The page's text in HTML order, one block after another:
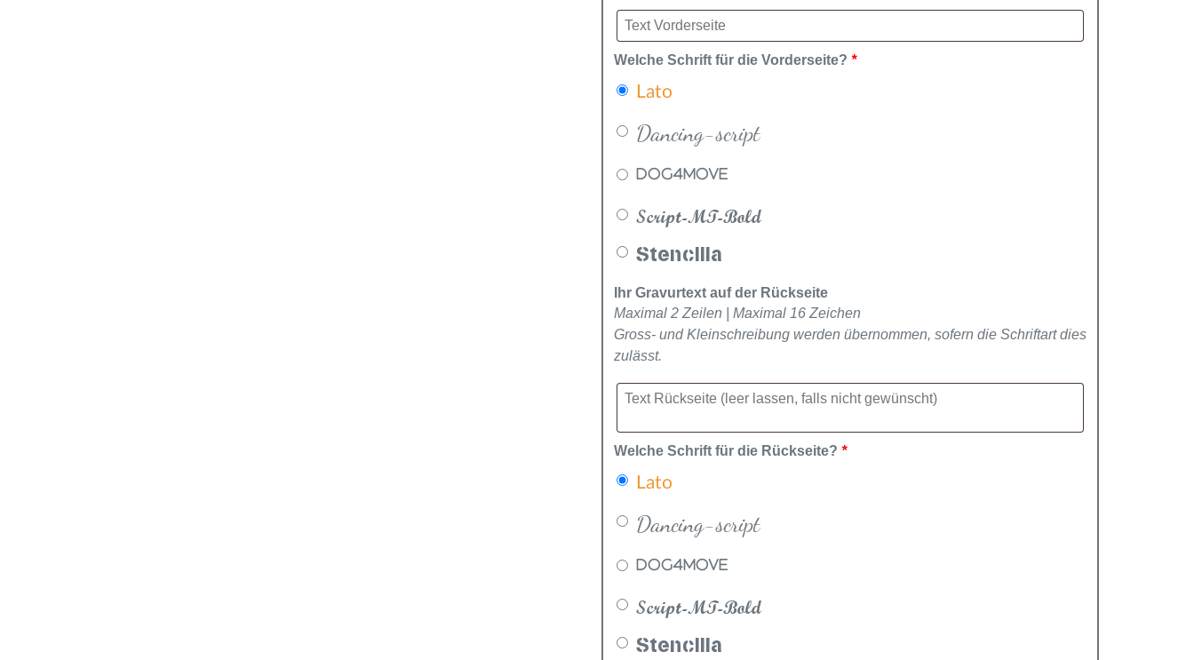
Welche Schrift für die Vorderseite? *
Lato
Dancing-script
DOG4MOVE
Script-MT-Bold
Stencilia
Ihr Gravurtext auf der Rückseite
Maximal 2 Zeilen | Maximal 16 Zeichen
Gross- und Kleinschreibung werden übernommen, sofern die Schriftart dies
zulässt.
Welche Schrift für die Rückseite? *
Lato
Dancing-script
DOG4MOVE
Script-MT-Bold
Stencilia